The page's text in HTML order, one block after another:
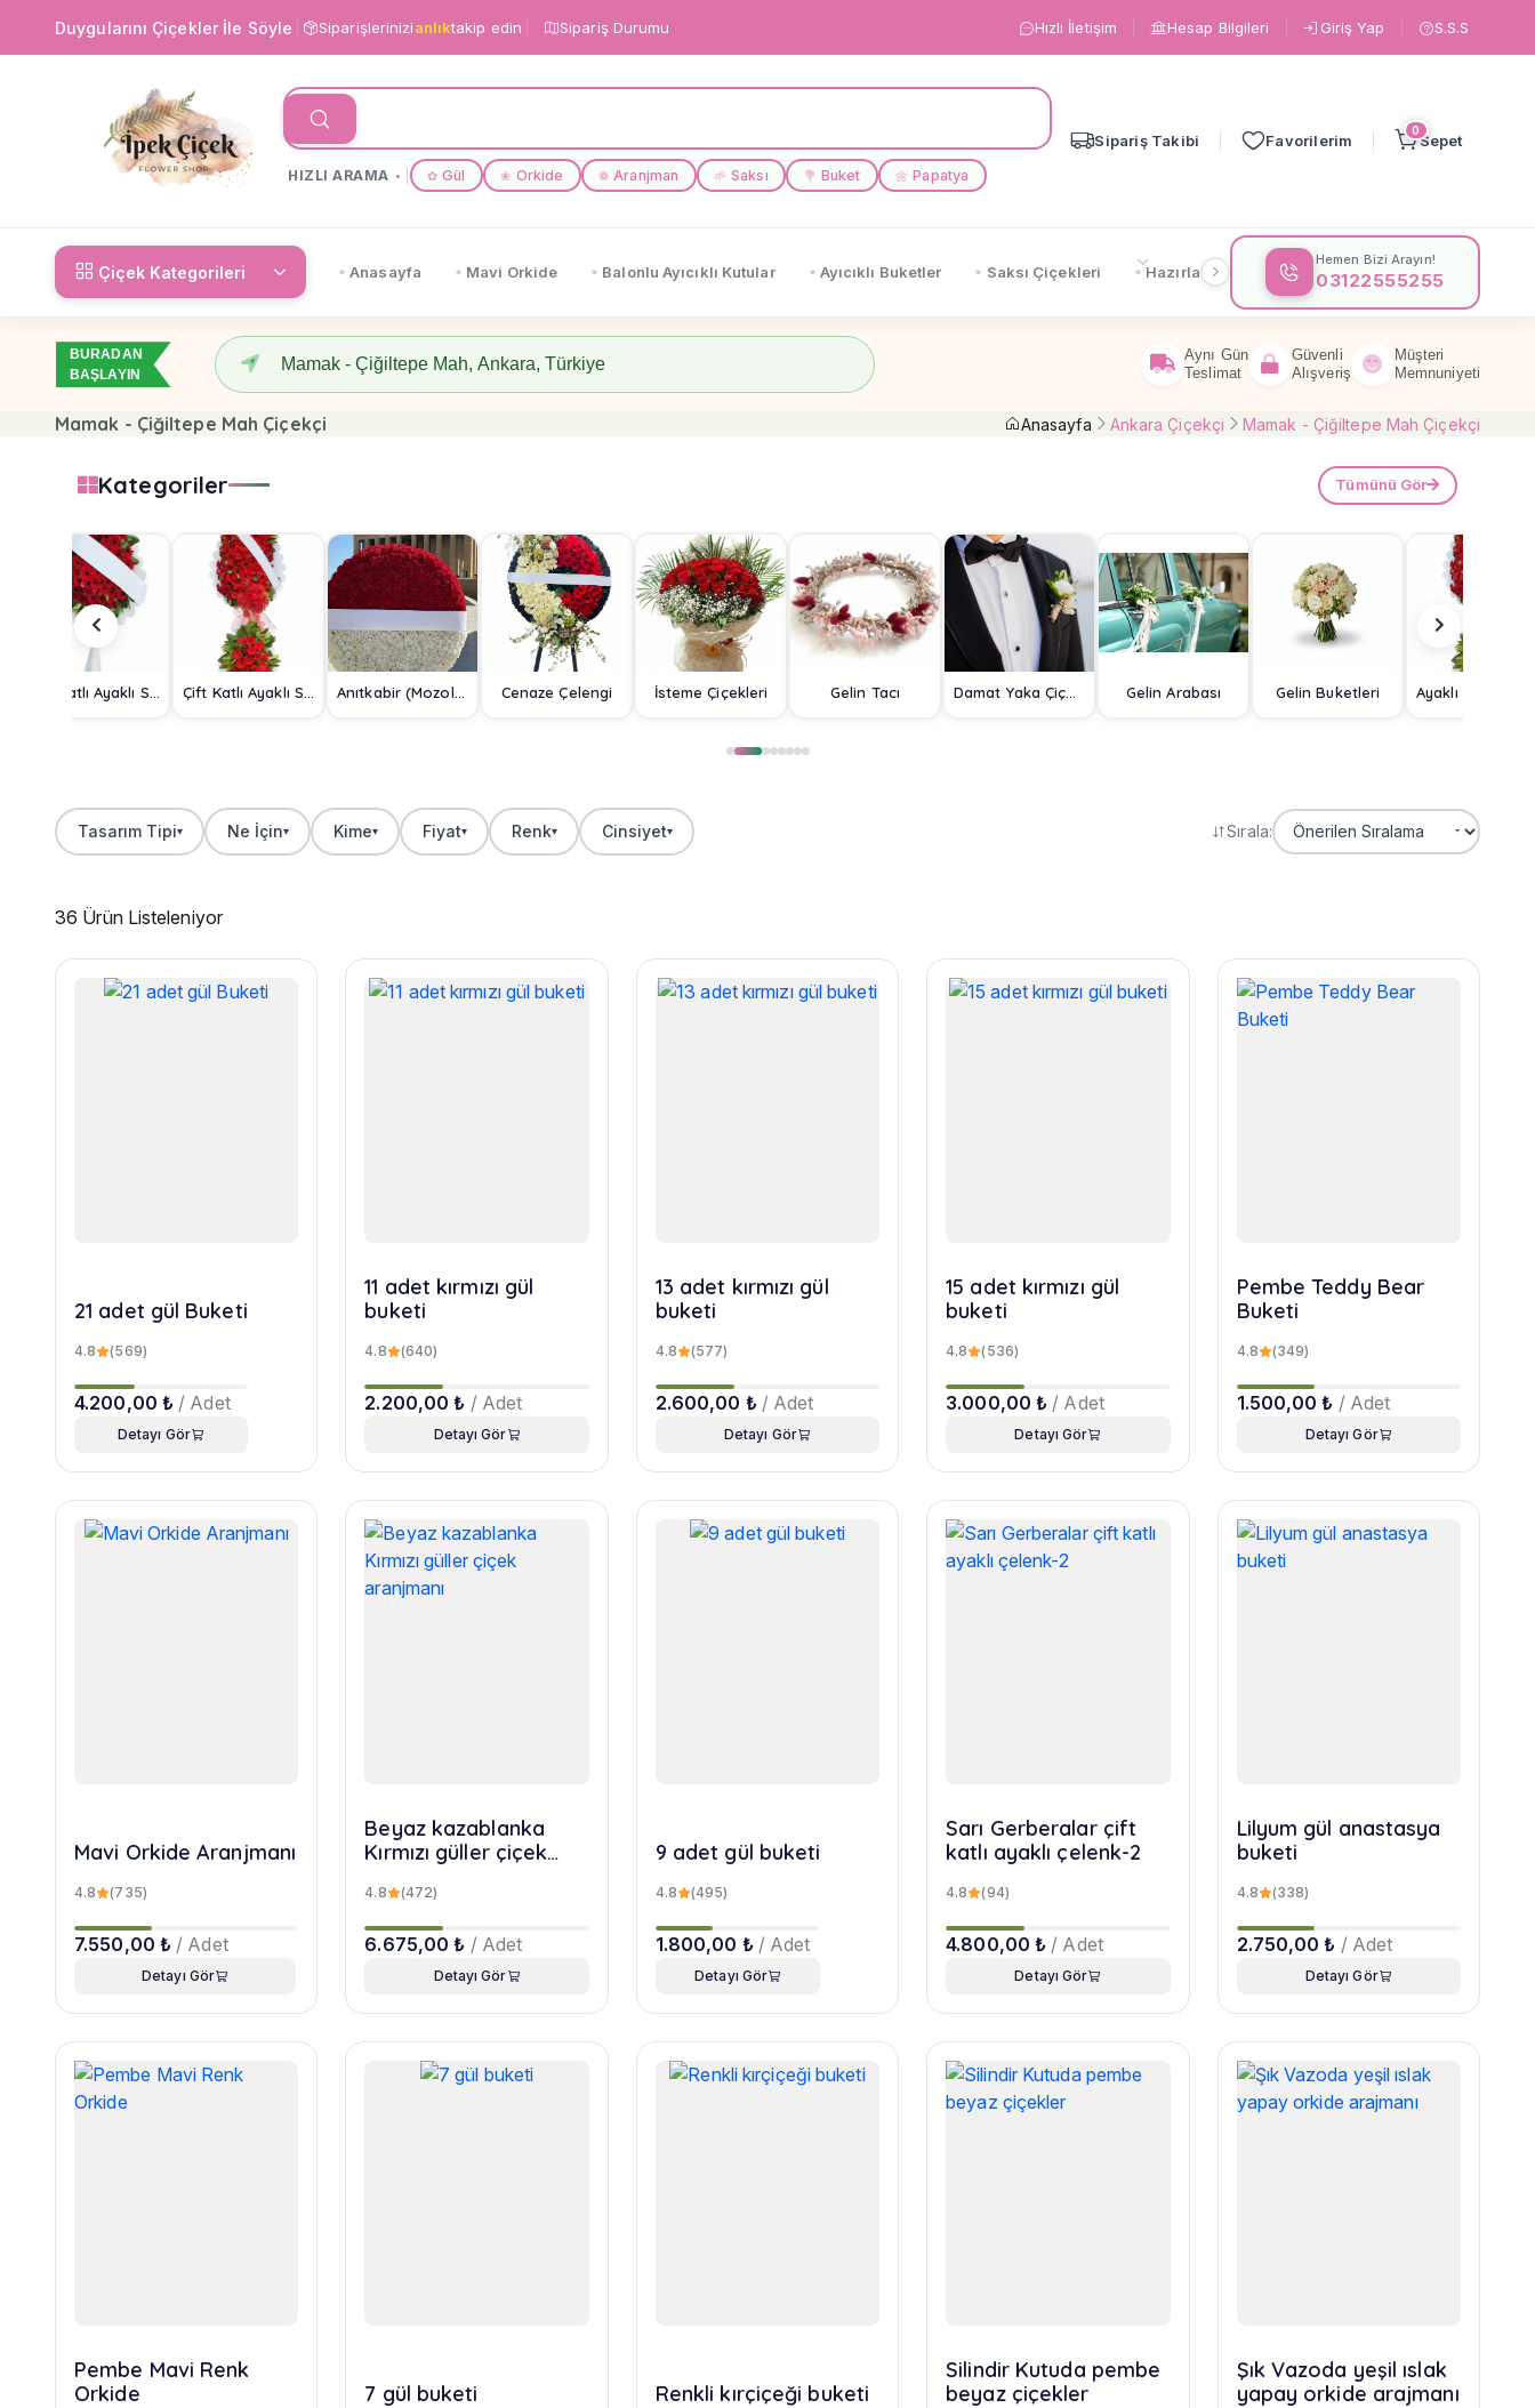
Duygularını Çiçekler İle Söyle Siparişlerinizianlıktakip edin Sipariş Durumu Hızlı İletişim Hesap Bilgileri Giriş Yap S.S.S
HIZLI ARAMA ✿ Gül ❀ Orkide ❁ Aranjman 🌱 Saksı 💐 Buket 🌼 Papatya
Sipariş Takibi Favorilerim
0
Sepet
Çiçek Kategorileri Anasayfa Mavi Orkide Balonlu Ayıcıklı Kutular Ayıcıklı Buketler Saksı Çiçekleri Hazırlanışa Göre Çiçeklere Göre
Hemen Bizi Arayın!
03122555255
BURADAN
BAŞLAYIN
Aynı Gün
Teslimat
Güvenli
Alışveriş
Müşteri
Memnuniyeti
Mamak - Çiğiltepe Mah Çiçekçi Anasayfa Ankara Çiçekçi Mamak - Çiğiltepe Mah Çiçekçi
Kategoriler Tümünü Gör
Tek Katlı Ayaklı Sepet Çift Katlı Ayaklı Sepet Anıtkabir (Mozole) Çelengi Cenaze Çelengi İsteme Çiçekleri Gelin Tacı Damat Yaka Çiçeği Gelin Arabası Gelin Buketleri
Tasarım Tipi▾ Ne İçin▾ Kime▾ Fiyat▾ Renk▾ Cinsiyet▾ Sırala:
36 Ürün Listeleniyor
21 adet gül Buketi
4.8 (569)
4.200,00 ₺ / Adet
Detayı Gör
11 adet kırmızı gül
buketi
4.8 (640)
2.200,00 ₺ / Adet
Detayı Gör
13 adet kırmızı gül
buketi
4.8 (577)
2.600,00 ₺ / Adet
Detayı Gör
15 adet kırmızı gül
buketi
4.8 (536)
3.000,00 ₺ / Adet
Detayı Gör
Pembe Teddy Bear
Buketi
4.8 (349)
1.500,00 ₺ / Adet
Detayı Gör
Mavi Orkide Aranjmanı
4.8 (735)
7.550,00 ₺ / Adet
Detayı Gör
Beyaz kazablanka
Kırmızı güller çiçek
4.8 (472)
6.675,00 ₺ / Adet
Detayı Gör
9 adet gül buketi
4.8 (495)
1.800,00 ₺ / Adet
Detayı Gör
Sarı Gerberalar çift
katlı ayaklı çelenk-2
4.8 (94)
4.800,00 ₺ / Adet
Detayı Gör
Lilyum gül anastasya
buketi
4.8 (338)
2.750,00 ₺ / Adet
Detayı Gör
Pembe Mavi Renk
Orkide
7 gül buketi Renkli kırçiçeği buketi
Silindir Kutuda pembe
beyaz çiçekler
Şık Vazoda yeşil ıslak
yapay orkide arajmanı